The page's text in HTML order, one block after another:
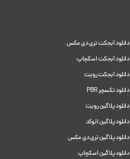
دانلود آبجکت تری دی مکس
دانلود آبجکت اسکچاپ
دانلود آبجکت رویت
دانلود تکسچر PBR
دانلود پلاگین رویت
دانلود پلاگین اتوکد
دانلود پلاگین تری دی مکس
دانلود پلاگین اسکچاپ